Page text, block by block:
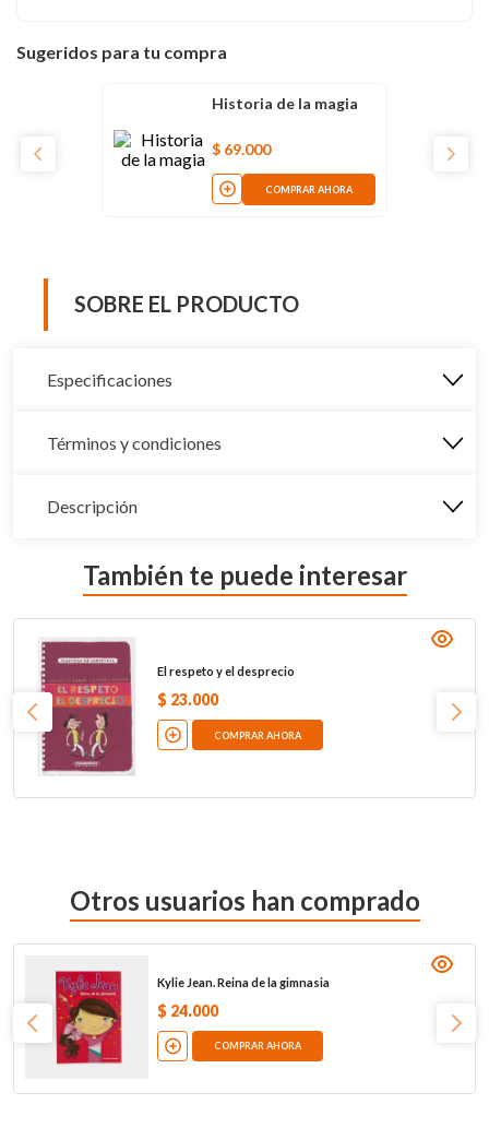
Sugeridos para tu compra
Historia de la magia
$ 69.000
COMPRAR AHORA
SOBRE EL PRODUCTO
Especificaciones
Términos y condiciones
Descripción
También te puede interesar
El respeto y el desprecio
$ 23.000
COMPRAR AHORA
Otros usuarios han comprado
Kylie Jean. Reina de la gimnasia
$ 24.000
COMPRAR AHORA